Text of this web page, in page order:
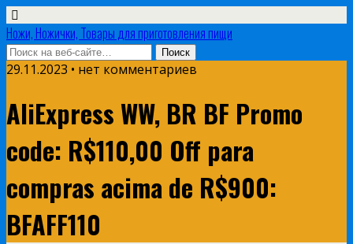
Ножи, Ножички, Товары для приготовления пищи
29.11.2023 • нет комментариев
AliExpress WW, BR BF Promo
code: R$110,00 Off para
compras acima de R$900:
BFAFF110